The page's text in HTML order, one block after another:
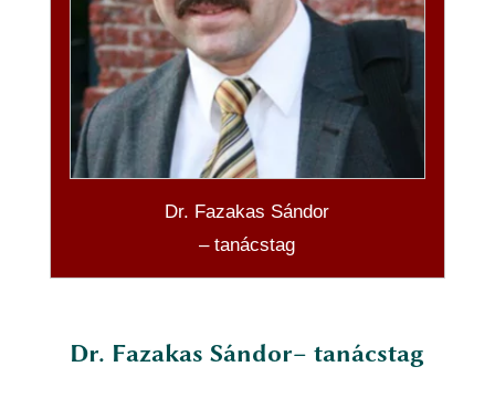
Dr. Fazakas Sándor
– tanácstag
Dr. Fazakas Sándor– tanácstag